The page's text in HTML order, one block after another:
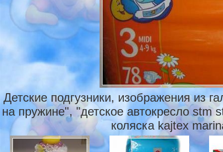
Детские подгузники, изображения из
на пружине", "детское автокресло stm
коляска kajtex